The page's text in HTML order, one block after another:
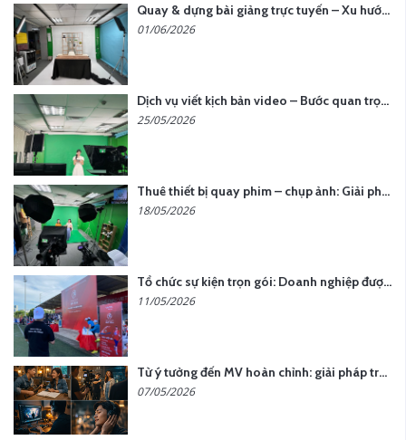
Quay & dựng bài giảng trực tuyến – Xu hướng đào tạo thời đại số
01/06/2026
Dịch vụ viết kịch bản video – Bước quan trọng quyết định thành công nội dung
25/05/2026
Thuê thiết bị quay phim – chụp ảnh: Giải pháp tối ưu chi phí cho doanh nghiệp
18/05/2026
Tổ chức sự kiện trọn gói: Doanh nghiệp được gì khi chọn đơn vị chuyên nghiệp?
11/05/2026
Từ ý tưởng đến MV hoàn chỉnh: giải pháp trọn gói tại YCN Media
07/05/2026